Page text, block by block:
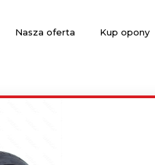
Nasza oferta Kup opony